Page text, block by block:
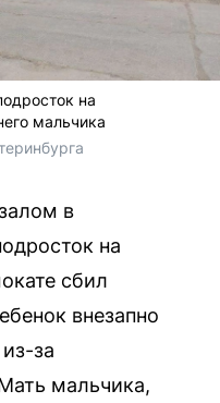
на
мальчика
в
на
сбил
внезапно
за
мальчика,